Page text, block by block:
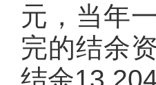
元，当年
完的结余